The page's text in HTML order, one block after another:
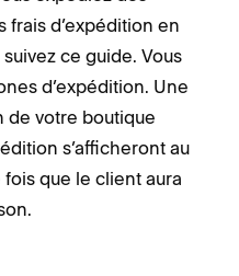
frais d’expédition en
ce guide. Vous
d’expédition. Une
de votre boutique
s’afficheront au
que le client aura